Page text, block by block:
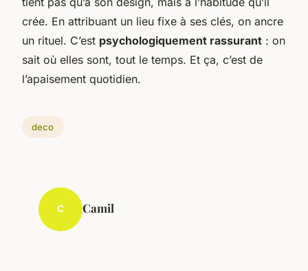
crée. En attribuant un lieu fixe à ses clés, on ancre
un rituel. C’est psychologiquement rassurant : on
sait où elles sont, tout le temps. Et ça, c’est de
l’apaisement quotidien.
deco
C Camil